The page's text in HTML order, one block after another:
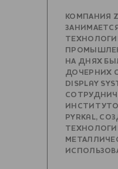
КОМПАНИЯ
НА ДНЯХ
ДОЧЕРНИХ
DISPLAY
PYRKAL,